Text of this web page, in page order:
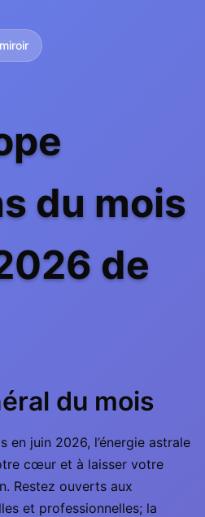
du mois
de
du mois
en juin 2026, l’énergie astrale
cœur et à laisser votre
Restez ouverts aux
et professionnelles; la